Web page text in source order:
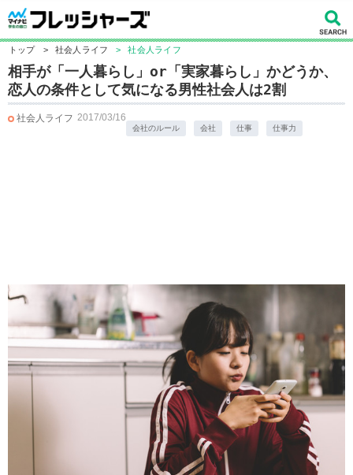
トップ > 社会人ライフ > 社会人ライフ
相手が「一人暮らし」or「実家暮らし」かどうか、
恋人の条件として気になる男性社会人は2割
社会人ライフ 2017/03/16
会社のルール 会社 仕事 仕事力